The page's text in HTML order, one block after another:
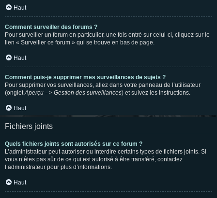
Haut
Comment surveiller des forums ?
Pour surveiller un forum en particulier, une fois entré sur celui-ci, cliquez sur le
lien « Surveiller ce forum » qui se trouve en bas de page.
Haut
Comment puis-je supprimer mes surveillances de sujets ?
Pour supprimer vos surveillances, allez dans votre panneau de l’utilisateur
(ongletAperçu --> Gestion des surveillances) et suivez les instructions.
Haut
Fichiers joints
Quels fichiers joints sont autorisés sur ce forum ?
L’administrateur peut autoriser ou interdire certains types de fichiers joints. Si
vous n’êtes pas sûr de ce qui est autorisé à être transféré, contactez
l’administrateur pour plus d’informations.
Haut